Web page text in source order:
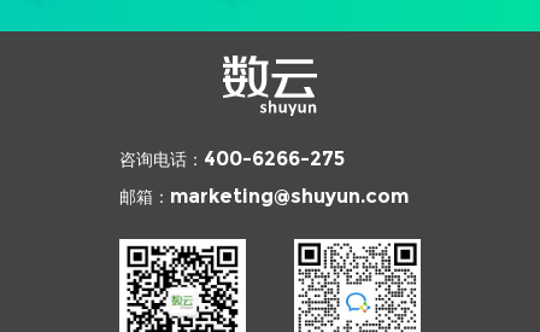
咨询电话： 400-6266-275
邮箱： marketing@shuyun.com